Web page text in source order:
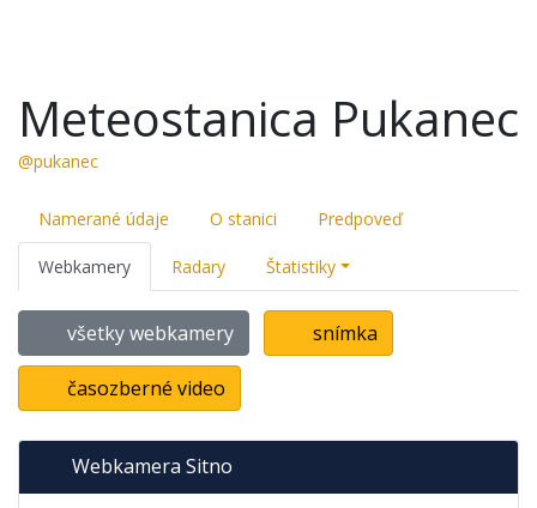
Meteostanica Pukanec
@pukanec
Namerané údaje O stanici Predpoveď
Webkamery Radary Štatistiky
všetky webkamery snímka
časozberné video
Webkamera Sitno